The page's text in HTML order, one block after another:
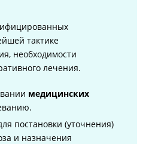
тактике
необходимости
лечения.
медицинских
постановки (уточнения)
и назначения